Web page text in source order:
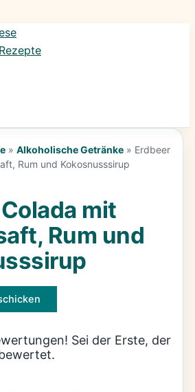
» Alkoholische Getränke» Erdbeer
Rum und Kokosnusssirup
mit
Rum und
Sei der Erste, der